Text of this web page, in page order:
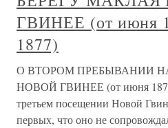
ГВИНЕЕ (от июня
1877)
О ВТОРОМ ПРЕБЫВАНИИ
НОВОЙ ГВИНЕЕ (от июня
третьем посещении Новой
первых, что оно не